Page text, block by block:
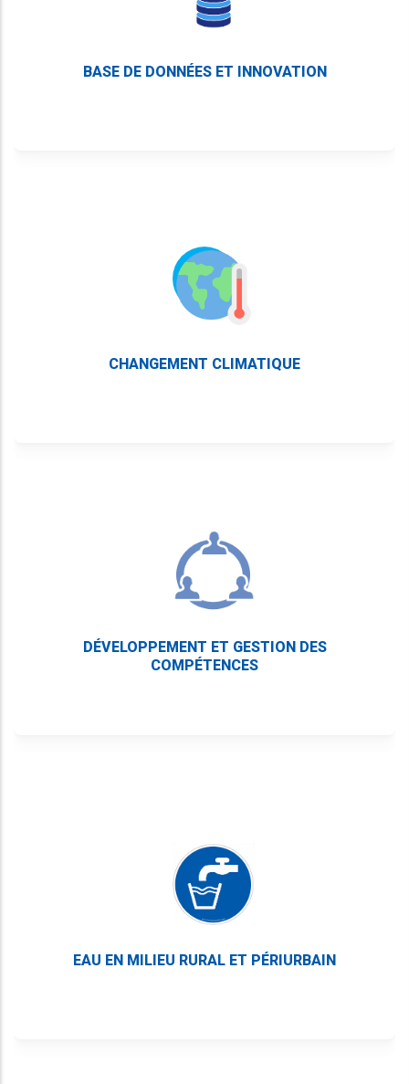
BASE DE DONNÉES ET INNOVATION
CHANGEMENT CLIMATIQUE
DÉVELOPPEMENT ET GESTION DES
COMPÉTENCES
EAU EN MILIEU RURAL ET PÉRIURBAIN